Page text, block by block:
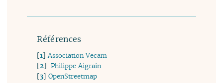
Références
[1]Association Vecam
[2] Philippe Aigrain
[3]OpenStreetmap